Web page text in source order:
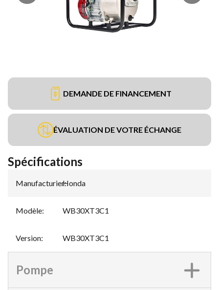
DEMANDE DE FINANCEMENT
ÉVALUATION DE VOTRE ÉCHANGE
Spécifications
Manufacturier:
Honda
Modèle: WB30XT3C1
Version: WB30XT3C1
Pompe